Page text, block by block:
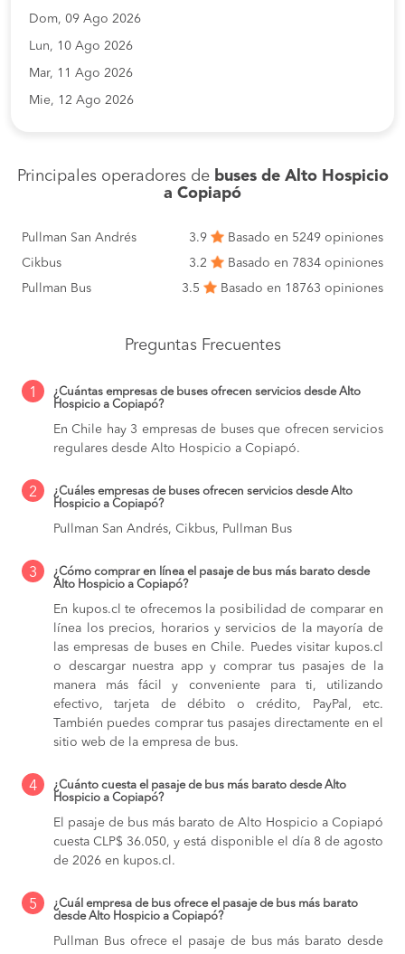
Dom, 09 Ago 2026
Lun, 10 Ago 2026
Mar, 11 Ago 2026
Mie, 12 Ago 2026
Principales operadores de buses de Alto Hospicio
a Copiapó
Pullman San Andrés 3.9
Basado en 5249 opiniones
Cikbus
3.2
Basado en 7834 opiniones
Pullman Bus
3.5 Basado en 18763 opiniones
Preguntas Frecuentes
1
¿Cuántas empresas de buses ofrecen servicios desde Alto
Hospicio a Copiapó?
En Chile hay 3 empresas de buses que ofrecen servicios
regulares desde Alto Hospicio a Copiapó.
2
¿Cuáles empresas de buses ofrecen servicios desde Alto
Hospicio a Copiapó?
Pullman San Andrés, Cikbus, Pullman Bus
3
¿Cómo comprar en línea el pasaje de bus más barato desde
Alto Hospicio a Copiapó?
En kupos.cl te ofrecemos la posibilidad de comparar en
línea los precios, horarios y servicios de la mayoría de
las empresas de buses en Chile. Puedes visitar kupos.cl
o descargar nuestra app y comprar tus pasajes de la
manera más fácil y conveniente para ti, utilizando
efectivo, tarjeta de débito o crédito, PayPal, etc.
También puedes comprar tus pasajes directamente en el
sitio web de la empresa de bus.
4
¿Cuánto cuesta el pasaje de bus más barato desde Alto
Hospicio a Copiapó?
El pasaje de bus más barato de Alto Hospicio a Copiapó
cuesta CLP$ 36.050, y está disponible el día 8 de agosto
de 2026 en kupos.cl.
5
¿Cuál empresa de bus ofrece el pasaje de bus más barato
desde Alto Hospicio a Copiapó?
Pullman Bus ofrece el pasaje de bus más barato desde